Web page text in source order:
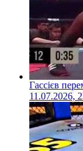
Гассієв
11.07.2026,